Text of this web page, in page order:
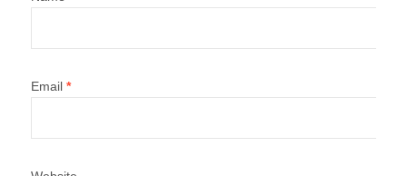
Email *